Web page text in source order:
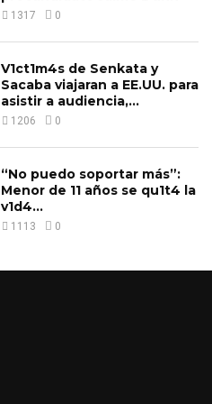
1317 0
V1ct1m4s de Senkata y
Sacaba viajaran a EE.UU. para
asistir a audiencia,...
1206 0
“No puedo soportar más”:
Menor de 11 años se qu1t4 la
v1d4...
1113 0